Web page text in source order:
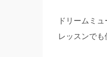
ドリームミ
レッスンでも